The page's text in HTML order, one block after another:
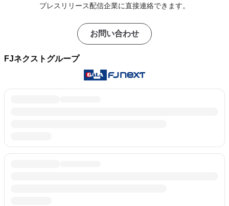
プレスリリース配信企業に直接連絡できます。
お問い合わせ
FJネクストグループ